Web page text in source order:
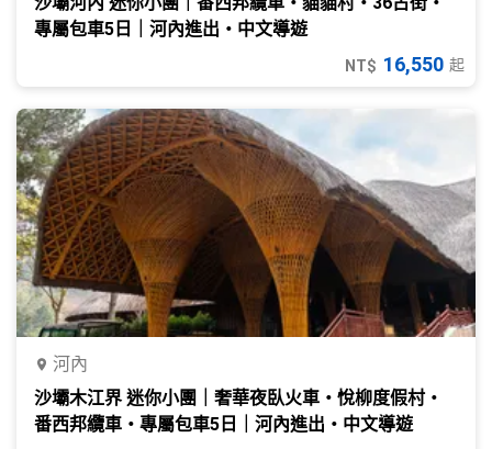
專屬包車5日｜河內進出・中文導遊
NT$ 16,550 起
河內
沙壩木江界 迷你小團｜奢華夜臥火車・悅柳度假村・
番西邦纜車・專屬包車5日｜河內進出・中文導遊